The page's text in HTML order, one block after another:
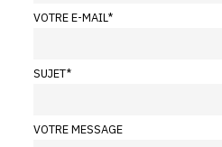
VOTRE E-MAIL*
SUJET*
VOTRE MESSAGE